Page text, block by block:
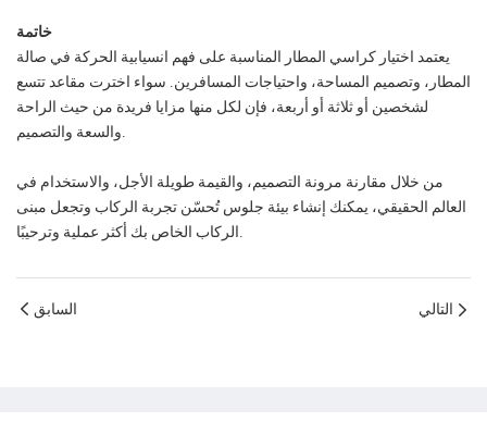
خاتمة
يعتمد اختيار كراسي المطار المناسبة على فهم انسيابية الحركة في صالة
المطار، وتصميم المساحة، واحتياجات المسافرين. سواء اخترت مقاعد تتسع
لشخصين أو ثلاثة أو أربعة، فإن لكل منها مزايا فريدة من حيث الراحة
من خلال مقارنة مرونة التصميم، والقيمة طويلة الأجل، والاستخدام في
العالم الحقيقي، يمكنك إنشاء بيئة جلوس تُحسّن تجربة الركاب وتجعل مبنى
السابق التالي